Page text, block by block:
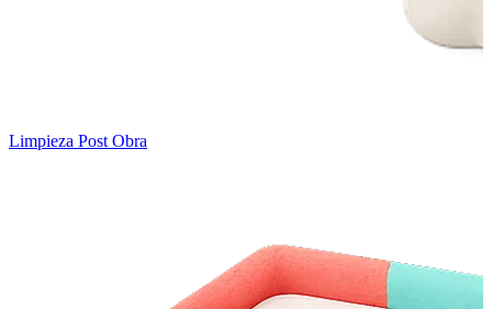
Limpieza Post Obra